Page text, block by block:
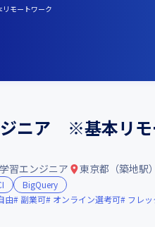
モートワーク
ジニア ※基本リモ
習エンジニア 東京都（築地駅）
BigQuery
由 副業可 オンライン選考可 フレ